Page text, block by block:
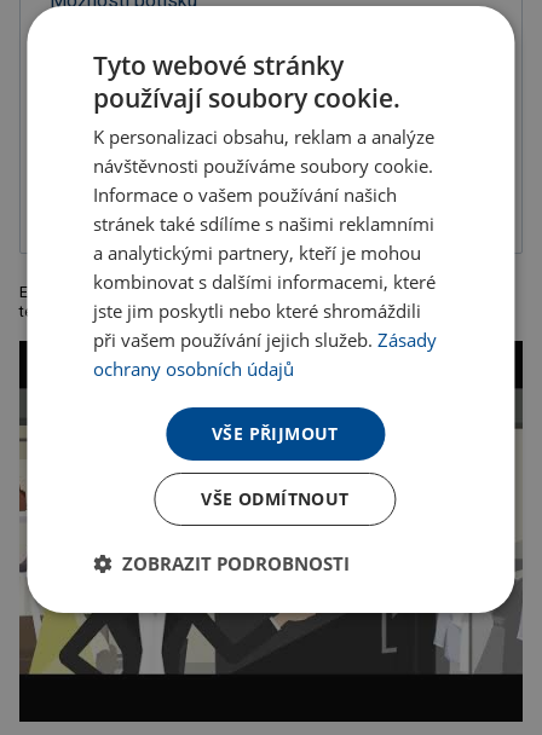
Tampónový tisk
1-složková
krabičce
Elektrický hořák na flambování s dětskou pojistkou. Doporučená
technologie potisku: tamponová T2. Rozměry: 6 x 2,8 x 10,5 cm.
Tyto webové stránky
používají soubory cookie.
K personalizaci obsahu, reklam a analýze
návštěvnosti používáme soubory cookie.
Informace o vašem používání našich
stránek také sdílíme s našimi reklamními
a analytickými partnery, kteří je mohou
kombinovat s dalšími informacemi, které
jste jim poskytli nebo které shromáždili
při vašem používání jejich služeb.Zásady
ochrany osobních údajů
VŠE PŘIJMOUT
VŠE ODMÍTNOUT
ZOBRAZIT PODROBNOSTI